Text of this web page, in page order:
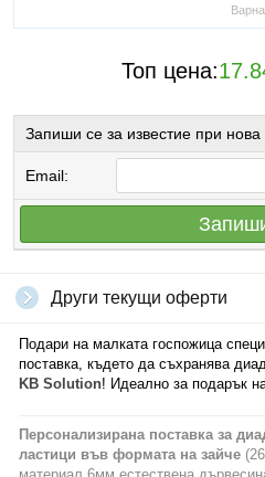
Варна
Топ цена:
Запиши се за известие при
Email:
Други текущи оферти
Подари на малката госпожица
поставка, където да съхранява
KB Solution! Идеално за подарък
Персонализирана поставка за
ластици във формата на зайче